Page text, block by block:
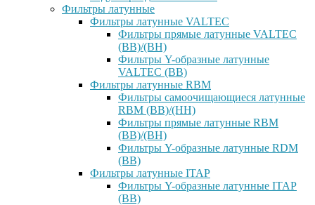
Фильтры латунные
Фильтры латунные VALTEC
Фильтры прямые латунные VALTEC
(ВВ)/(ВН)
Фильтры Y-образные латунные
VALTEC (ВВ)
Фильтры латунные RBM
Фильтры самоочищающиеся латунные
RBM (ВВ)/(НН)
Фильтры прямые латунные RBM
(ВВ)/(ВН)
Фильтры Y-образные латунные RDM
(ВВ)
Фильтры латунные ITAP
Фильтры Y-образные латунные ITAP
(ВВ)